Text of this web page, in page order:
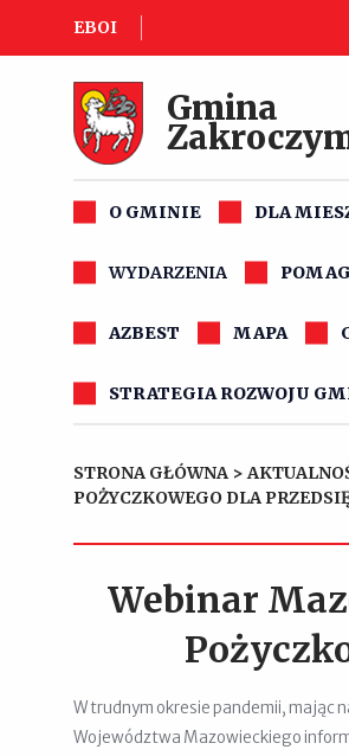
EBOI
Gmina
O GMINIE DLA
WYDARZENIA
AZBEST MAPA
STRATEGIA ROZWOJU
STRONA GŁÓWNA >
POŻYCZKOWEGO DLA
Webinar
W trudnym okresie pandemii, mając
Województwa Mazowieckiego